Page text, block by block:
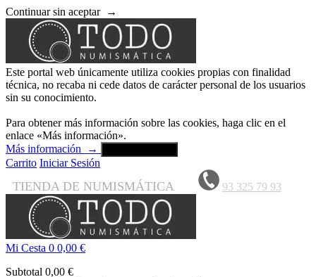
Continuar sin aceptar →
Este portal web únicamente utiliza cookies propias con finalidad
técnica, no recaba ni cede datos de carácter personal de los usuarios
sin su conocimiento.
Para obtener más información sobre las cookies, haga clic en el
enlace «Más información».
Más información
→
Carrito Iniciar Sesión
TIENDA DE NUMISMÁTICA 93 325 79 93
Mi Cesta 0 0,00 €
Subtotal 0,00 €